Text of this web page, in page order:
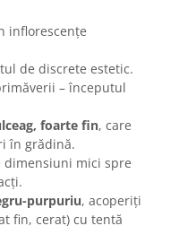
inflorescențe
de discrete estetic.
– începutul
foarte fin, care
în grădină.
mici spre
purpuriu, acoperiți
fin, cerat) cu tentă